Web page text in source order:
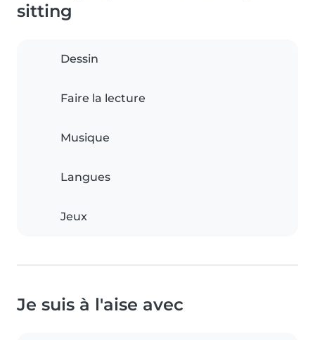
sitting
Dessin
Faire la lecture
Musique
Langues
Jeux
Je suis à l'aise avec